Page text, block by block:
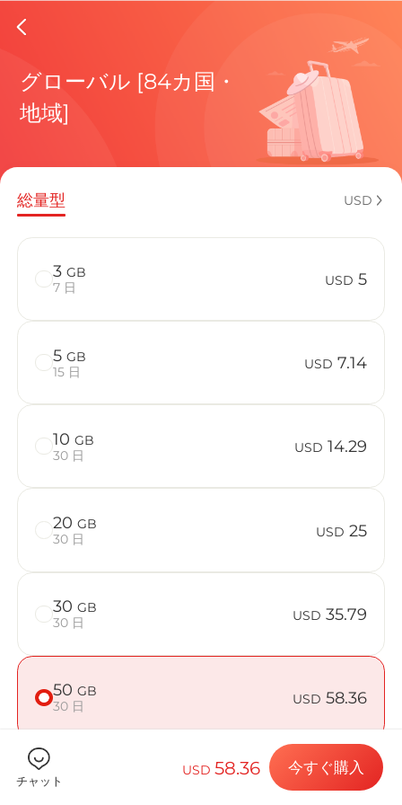
現在の目
eSIMの利
Belgiumで
Billion
目的地とデ
eSIMをイン
データプラ
グローバル [84カ国・
地域]
総量型 USD
3 GB
7 日
USD 5
5 GB
15 日
USD 7.14
10 GB
30 日
USD 14.29
20 GB
30 日
USD 25
30 GB
30 日
USD 35.79
50 GB
30 日
USD 58.36
チャット
USD58.36 今すぐ購入